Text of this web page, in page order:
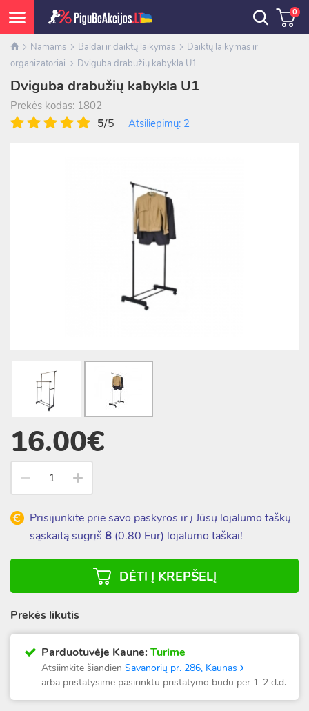
0
Namams Baldai ir daiktų laikymas
Daiktų laikymas ir
organizatoriai
Dviguba drabužių kabykla U1
Dviguba drabužių kabykla U1
Prekės kodas: 1802
5/5 Atsiliepimų: 2
16.00€
Prisijunkite prie savo paskyros ir į Jūsų lojalumo taškų
sąskaitą sugrįš 8 (0.80 Eur) lojalumo taškai!
DĖTI Į KREPŠELĮ
Prekės likutis
Parduotuvėje Kaune: Turime
Atsiimkite šiandien Savanorių pr. 286, Kaunas
arba pristatysime pasirinktu pristatymo būdu per 1-2 d.d.